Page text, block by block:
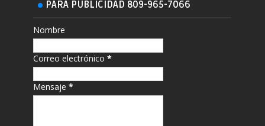
PARA PUBLICIDAD 809-965-7066
Nombre
Correo electrónico*
Mensaje*